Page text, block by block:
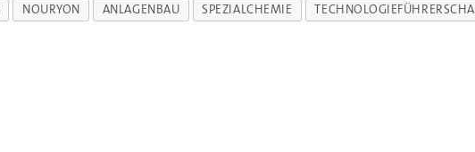
NOURYON ANLAGENBAU SPEZIALCHEMIE